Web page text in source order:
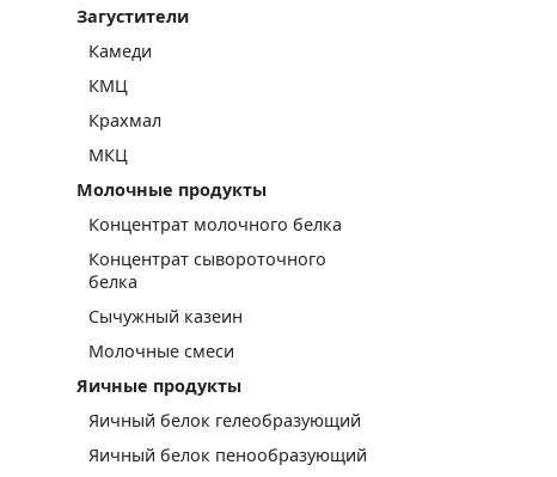
Загустители
Камеди
КМЦ
Крахмал
МКЦ
Молочные продукты
Концентрат молочного белка
Концентрат сывороточного
белка
Сычужный казеин
Молочные смеси
Яичные продукты
Яичный белок гелеобразующий
Яичный белок пенообразующий